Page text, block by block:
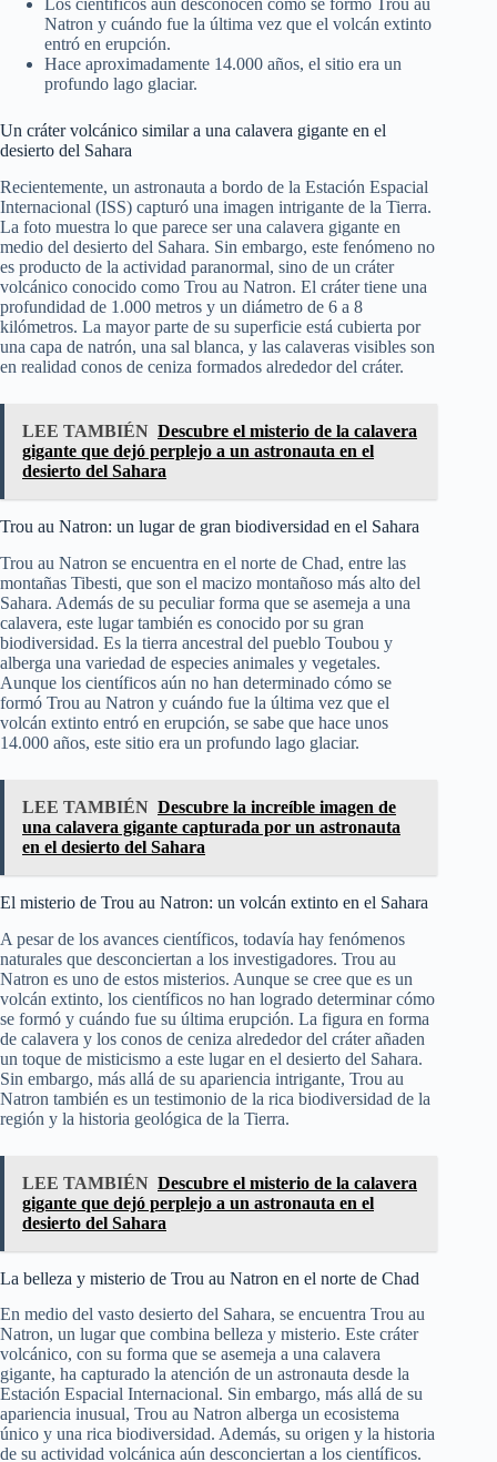
Los científicos aún desconocen cómo se formó Trou au
Natron y cuándo fue la última vez que el volcán extinto
entró en erupción.
Hace aproximadamente 14.000 años, el sitio era un
profundo lago glaciar.
Un cráter volcánico similar a una calavera gigante en el
desierto del Sahara
Recientemente, un astronauta a bordo de la Estación Espacial
Internacional (ISS) capturó una imagen intrigante de la Tierra.
La foto muestra lo que parece ser una calavera gigante en
medio del desierto del Sahara. Sin embargo, este fenómeno no
es producto de la actividad paranormal, sino de un cráter
volcánico conocido como Trou au Natron. El cráter tiene una
profundidad de 1.000 metros y un diámetro de 6 a 8
kilómetros. La mayor parte de su superficie está cubierta por
una capa de natrón, una sal blanca, y las calaveras visibles son
en realidad conos de ceniza formados alrededor del cráter.
LEE TAMBIÉN Descubre el misterio de la calavera
gigante que dejó perplejo a un astronauta en el
desierto del Sahara
Trou au Natron: un lugar de gran biodiversidad en el Sahara
Trou au Natron se encuentra en el norte de Chad, entre las
montañas Tibesti, que son el macizo montañoso más alto del
Sahara. Además de su peculiar forma que se asemeja a una
calavera, este lugar también es conocido por su gran
biodiversidad. Es la tierra ancestral del pueblo Toubou y
alberga una variedad de especies animales y vegetales.
Aunque los científicos aún no han determinado cómo se
formó Trou au Natron y cuándo fue la última vez que el
volcán extinto entró en erupción, se sabe que hace unos
14.000 años, este sitio era un profundo lago glaciar.
LEE TAMBIÉN Descubre la increíble imagen de
una calavera gigante capturada por un astronauta
en el desierto del Sahara
El misterio de Trou au Natron: un volcán extinto en el Sahara
A pesar de los avances científicos, todavía hay fenómenos
naturales que desconciertan a los investigadores. Trou au
Natron es uno de estos misterios. Aunque se cree que es un
volcán extinto, los científicos no han logrado determinar cómo
se formó y cuándo fue su última erupción. La figura en forma
de calavera y los conos de ceniza alrededor del cráter añaden
un toque de misticismo a este lugar en el desierto del Sahara.
Sin embargo, más allá de su apariencia intrigante, Trou au
Natron también es un testimonio de la rica biodiversidad de la
región y la historia geológica de la Tierra.
LEE TAMBIÉN Descubre el misterio de la calavera
gigante que dejó perplejo a un astronauta en el
desierto del Sahara
La belleza y misterio de Trou au Natron en el norte de Chad
En medio del vasto desierto del Sahara, se encuentra Trou au
Natron, un lugar que combina belleza y misterio. Este cráter
volcánico, con su forma que se asemeja a una calavera
gigante, ha capturado la atención de un astronauta desde la
Estación Espacial Internacional. Sin embargo, más allá de su
apariencia inusual, Trou au Natron alberga un ecosistema
único y una rica biodiversidad. Además, su origen y la historia
de su actividad volcánica aún desconciertan a los científicos.